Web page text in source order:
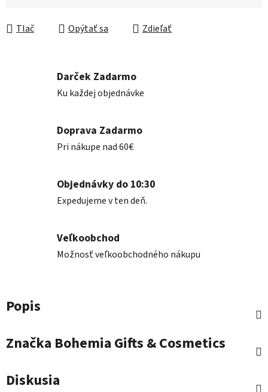
Tlač Opýtať sa Zdieľať
Darček Zadarmo
Ku každej objednávke
Doprava Zadarmo
Pri nákupe nad 60€
Objednávky do 10:30
Expedujeme v ten deň.
Veľkoobchod
Možnosť veľkoobchodného nákupu
Popis
Značka Bohemia Gifts & Cosmetics
Diskusia